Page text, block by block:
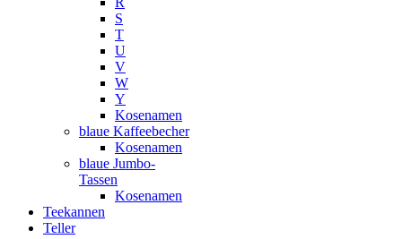
S
T
U
V
W
Y
Kosenamen
blaue Kaffeebecher
Kosenamen
blaue Jumbo-
Tassen
Kosenamen
Teekannen
Teller